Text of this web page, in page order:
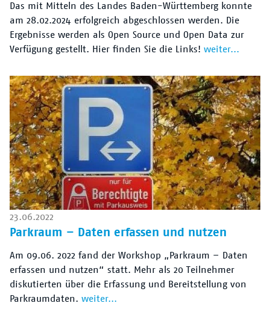
Das mit Mitteln des Landes Baden-Württemberg konnte
am 28.02.2024 erfolgreich abgeschlossen werden. Die
Ergebnisse werden als Open Source und Open Data zur
Verfügung gestellt. Hier finden Sie die Links! weiter...
23.06.2022
Parkraum – Daten erfassen und nutzen
Am 09.06. 2022 fand der Workshop „Parkraum – Daten
erfassen und nutzen“ statt. Mehr als 20 Teilnehmer
diskutierten über die Erfassung und Bereitstellung von
Parkraumdaten. weiter...